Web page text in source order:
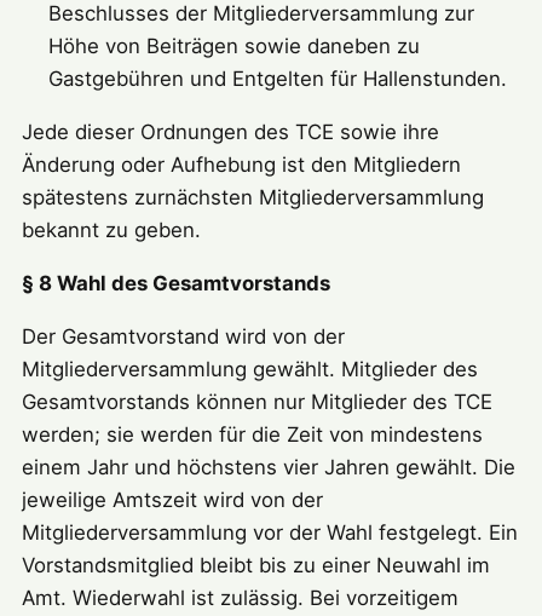
Beschlusses der Mitgliederversammlung zur
Höhe von Beiträgen sowie daneben zu
Gastgebühren und Entgelten für Hallenstunden.
Jede dieser Ordnungen des TCE sowie ihre
Änderung oder Aufhebung ist den Mitgliedern
spätestens zurnächsten Mitgliederversammlung
bekannt zu geben.
§ 8 Wahl des Gesamtvorstands
Der Gesamtvorstand wird von der
Mitgliederversammlung gewählt. Mitglieder des
Gesamtvorstands können nur Mitglieder des TCE
werden; sie werden für die Zeit von mindestens
einem Jahr und höchstens vier Jahren gewählt. Die
jeweilige Amtszeit wird von der
Mitgliederversammlung vor der Wahl festgelegt. Ein
Vorstandsmitglied bleibt bis zu einer Neuwahl im
Amt. Wiederwahl ist zulässig. Bei vorzeitigem